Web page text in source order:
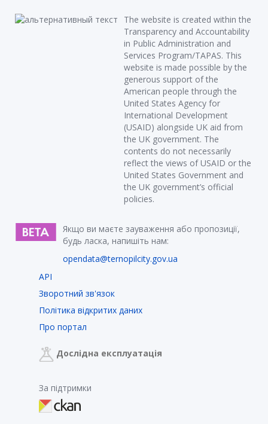
The website is created within the
Transparency and Accountability
in Public Administration and
Services Program/TAPAS. This
website is made possible by the
generous support of the
American people through the
United States Agency for
International Development
(USAID) alongside UK aid from
the UK government. The
contents do not necessarily
reflect the views of USAID or the
United States Government and
the UK government’s official
policies.
Якщо ви маєте зауваження або пропозиції,
будь ласка, напишіть нам:
opendata@ternopilcity.gov.ua
API
Зворотний зв'язок
Політика відкритих даних
Про портал
Дослідна експлуатація
За підтримки